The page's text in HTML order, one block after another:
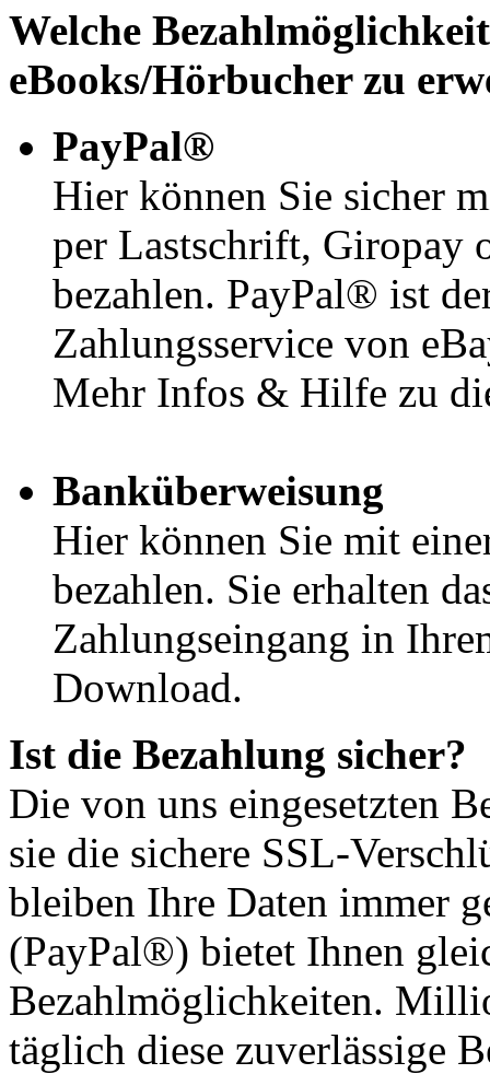
Welche
eBooks/Hörbucher zu
PayPal®
Hier können Sie sicher
per Lastschrift, Giropay
bezahlen. PayPal® ist
Zahlungsservice von
Mehr Infos & Hilfe zu
Banküberweisung
Hier können Sie mit
bezahlen. Sie erhalten
Zahlungseingang in
Download.
Ist die Bezahlung sicher?
Die von uns eingesetzten
sie die sichere SSL-
bleiben Ihre Daten immer
(PayPal®) bietet Ihnen
Bezahlmöglichkeiten.
täglich diese zuverlässige